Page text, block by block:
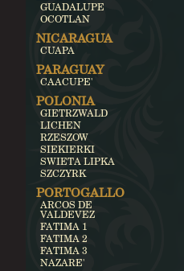
GUADALUPE
OCOTLAN
NICARAGUA
CUAPA
PARAGUAY
CAACUPE'
POLONIA
GIETRZWALD
LICHEN
RZESZOW
SIEKIERKI
SWIETA LIPKA
SZCZYRK
PORTOGALLO
ARCOS DE
VALDEVEZ
FATIMA 1
FATIMA 2
FATIMA 3
NAZARE'